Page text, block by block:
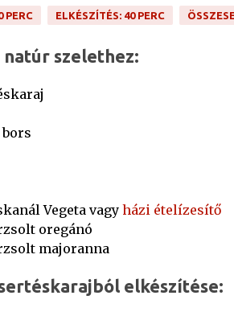
PERC ELKÉSZÍTÉS: 40 PERC
natúr szelethez:
Vegeta vagy házi ételízesítő
oregánó
majoranna
elkészítése: